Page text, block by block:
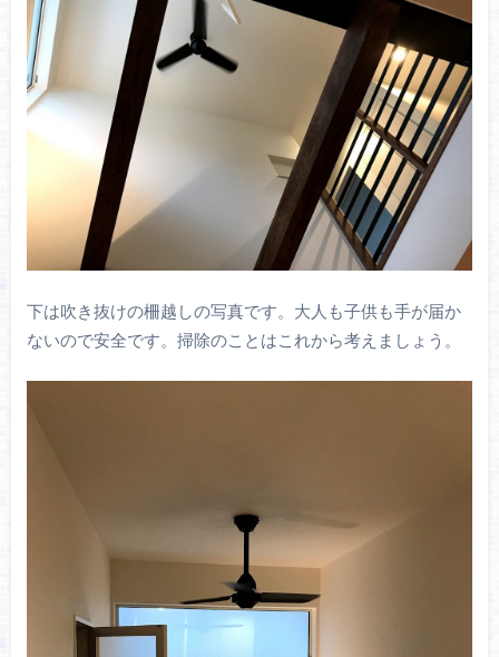
下は吹き抜けの柵越しの写真です。大人も子供も手が届か
ないので安全です。掃除のことはこれから考えましょう。